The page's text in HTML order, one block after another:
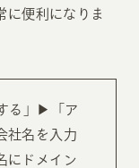
に便利になりま
る」▶︎「ア
社名を入力
にドメイン